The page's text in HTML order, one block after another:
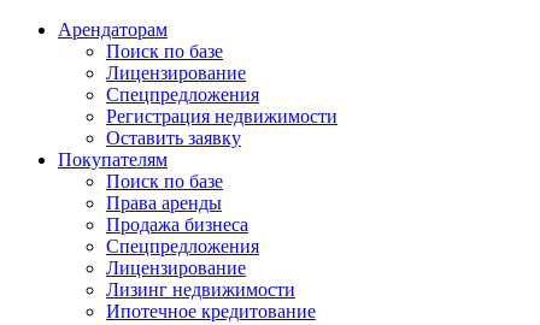
Арендаторам
Поиск по базе
Лицензирование
Спецпредложения
Регистрация недвижимости
Оставить заявку
Покупателям
Поиск по базе
Права аренды
Продажа бизнеса
Спецпредложения
Лицензирование
Лизинг недвижимости
Ипотечное кредитование